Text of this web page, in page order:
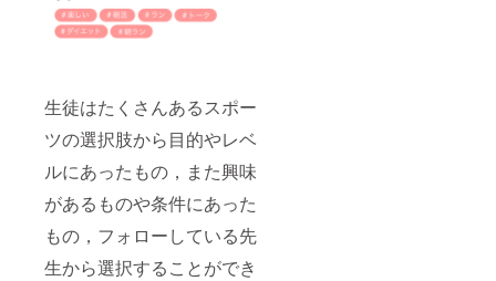
生徒はたくさんあるスポー
ツの選択肢から目的やレベ
ルにあったもの，また興味
があるものや条件にあった
もの，フォローしている先
生から選択することができ